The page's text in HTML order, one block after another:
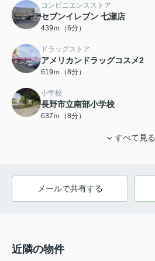
コンビニエンスストア
セブンイレブン 七瀬店
439ｍ（6分）
ドラッグストア
アメリカンドラッグコスメ2
619ｍ（8分）
小学校
長野市立南部小学校
637ｍ（8分）
すべて見る
メールで共有する
近隣の物件